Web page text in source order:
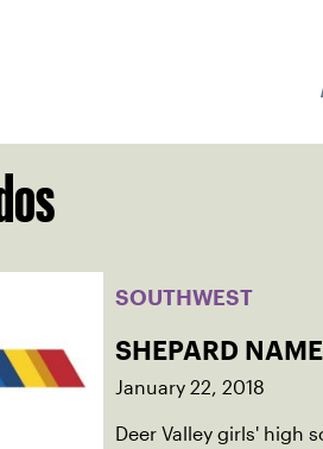
SOUTHWEST
SHEPARD
January 22, 2018
Deer Valley girls' high